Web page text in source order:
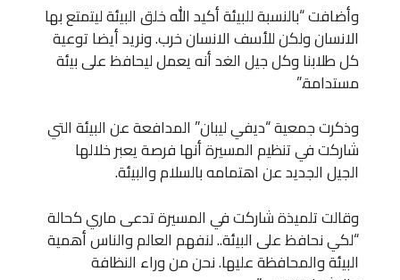
وأضافت “بالنسبة للبيئة أكيد الله خلق البيئة ليتمتع بها
الانسان ولكن للأسف الانسان خرب. ونريد أيضا توعية
كل طلابنا وكل جيل الغد أنه يعمل ليحافظ على بيئة
مستدامة.”
وذكرت جمعية “ديفي ليبان” المدافعة عن البيئة التي
شاركت في تنظيم المسيرة أنها فرصة يعبر خلالها
الجيل الجديد عن اهتمامه بالسلام والبيئة.
وقالت تلميذة شاركت في المسيرة تدعى ماري كحالة
“لكي نحافظ على البيئة.. لنفهم العالم والناس أهمية
البيئة والمحافظة عليها. نحن من وراء النظافة